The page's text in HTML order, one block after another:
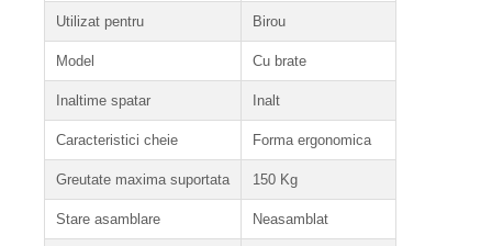
Utilizat pentru Birou
Model Cu brate
Inaltime spatar Inalt
Caracteristici cheie Forma ergonomica
Greutate maxima suportata 150 Kg
Stare asamblare Neasamblat